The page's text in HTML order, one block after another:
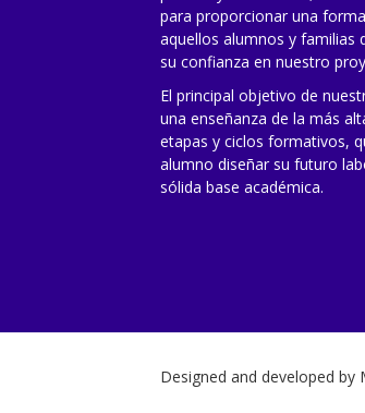
para proporcionar una
aquellos alumnos y familias
su confianza en nuestro
El principal objetivo de
una enseñanza de la más
etapas y ciclos formativos,
alumno diseñar su futuro
sólida base académica.
Designed and developed by